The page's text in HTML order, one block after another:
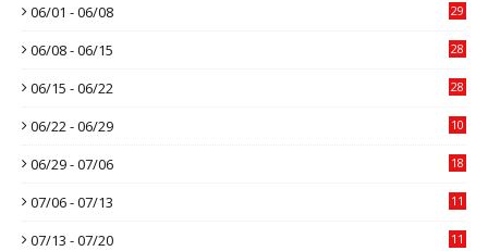
06/01 - 06/08 29
06/08 - 06/15 28
06/15 - 06/22 28
06/22 - 06/29 10
06/29 - 07/06 18
07/06 - 07/13 11
07/13 - 07/20 11